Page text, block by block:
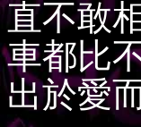
直不敢
車都比
出於愛